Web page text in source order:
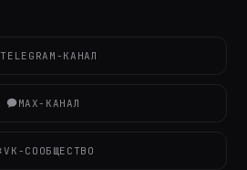
TELEGRAM-КАНАЛ
MAX-КАНАЛ
VK-СООБЩЕСТВО